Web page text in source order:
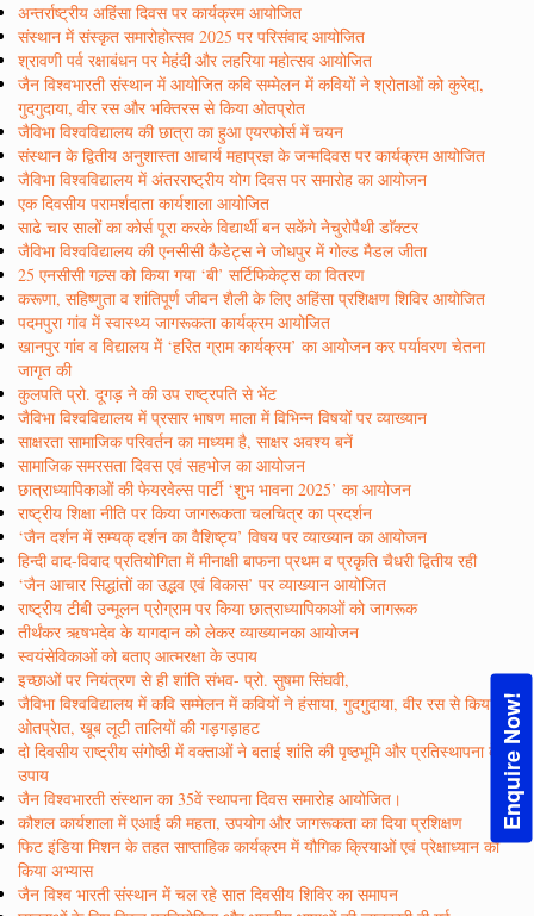
Enquire Now!
अन्तर्राष्ट्रीय अहिंसा दिवस पर कार्यक्रम आयोजित
संस्थान में संस्कृत समारोहोत्सव 2025 पर परिसंवाद आयोजित
श्रावणी पर्व रक्षाबंधन पर मेहंदी और लहरिया महोत्सव आयोजित
जैन विश्वभारती संस्थान में आयोजित कवि सम्मेलन में कवियों ने श्रोताओं को कुरेदा,
गुदगुदाया, वीर रस और भक्तिरस से किया ओतप्रोत
जैविभा विश्वविद्यालय की छात्रा का हुआ एयरफोर्स में चयन
संस्थान के द्वितीय अनुशास्ता आचार्य महाप्रज्ञ के जन्मदिवस पर कार्यक्रम आयोजित
जैविभा विश्वविद्यालय में अंतरराष्ट्रीय योग दिवस पर समारोह का आयोजन
एक दिवसीय परामर्शदाता कार्यशाला आयोजित
साढे चार सालों का कोर्स पूरा करके विद्यार्थी बन सकेंगे नेचुरोपैथी डाॅक्टर
जैविभा विश्वविद्यालय की एनसीसी कैडेट्स ने जोधपुर में गोल्ड मैडल जीता
25 एनसीसी गल्र्स को किया गया ‘बी’ सर्टिफिकेट्स का वितरण
करूणा, सहिष्णुता व शांतिपूर्ण जीवन शैली के लिए अहिंसा प्रशिक्षण शिविर आयोजित
पदमपुरा गांव में स्वास्थ्य जागरूकता कार्यक्रम आयोजित
खानपुर गांव व विद्यालय में ‘हरित ग्राम कार्यक्रम’ का आयोजन कर पर्यावरण चेतना
जागृत की
कुलपति प्रो. दूगड़ ने की उप राष्ट्रपति से भेंट
जैविभा विश्वविद्यालय में प्रसार भाषण माला में विभिन्न विषयों पर व्याख्यान
साक्षरता सामाजिक परिवर्तन का माध्यम है, साक्षर अवश्य बनें
सामाजिक समरसता दिवस एवं सहभोज का आयोजन
छात्राध्यापिकाओं की फेयरवेल्स पार्टी ‘शुभ भावना 2025’ का आयोजन
राष्ट्रीय शिक्षा नीति पर किया जागरूकता चलचित्र का प्रदर्शन
‘जैन दर्शन में सम्यक् दर्शन का वैशिष्ट्य’ विषय पर व्याख्यान का आयोजन
हिन्दी वाद-विवाद प्रतियोगिता में मीनाक्षी बाफना प्रथम व प्रकृति चैधरी द्वितीय रही
‘जैन आचार सिद्धांतों का उद्भव एवं विकास’ पर व्याख्यान आयोजित
राष्ट्रीय टीबी उन्मूलन प्रोग्राम पर किया छात्राध्यापिकाओं को जागरूक
तीर्थंकर ऋषभदेव के यागदान को लेकर व्याख्यानका आयोजन
स्वयंसेविकाओं को बताए आत्मरक्षा के उपाय
इच्छाओं पर नियंत्रण से ही शांति संभव- प्रो. सुषमा सिंघवी,
जैविभा विश्वविद्यालय में कवि सम्मेलन में कवियों ने हंसाया, गुदगुदाया, वीर रस से किया
ओतप्रेात, खूब लूटी तालियों की गड़गड़ाहट
दो दिवसीय राष्ट्रीय संगोष्ठी में वक्ताओं ने बताई शांति की पृष्ठभूमि और प्रतिस्थापना के
उपाय
जैन विश्वभारती संस्थान का 35वें स्थापना दिवस समारोह आयोजित।
कौशल कार्यशाला में एआई की महता, उपयोग और जागरूकता का दिया प्रशिक्षण
फिट इंडिया मिशन के तहत साप्ताहिक कार्यक्रम में यौगिक क्रियाओं एवं प्रेक्षाध्यान का
किया अभ्यास
जैन विश्व भारती संस्थान में चल रहे सात दिवसीय शिविर का समापन